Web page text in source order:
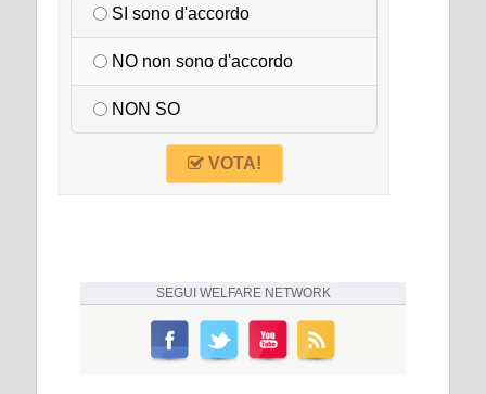
SI sono d'accordo
NO non sono d'accordo
NON SO
VOTA!
SEGUI WELFARE NETWORK